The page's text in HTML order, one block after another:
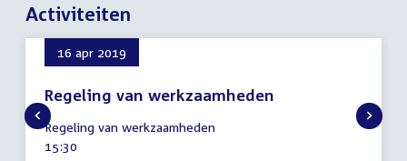
Activiteiten
16 apr 2019
Regeling van werkzaamheden
16
april
2019
Regeling van werkzaamheden
Tijd
15:30